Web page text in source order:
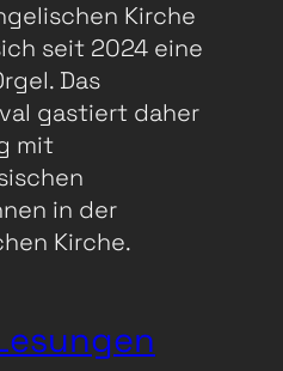
Kirche
seit 2024 eine
Das
gastiert daher
mit
in der
Kirche.